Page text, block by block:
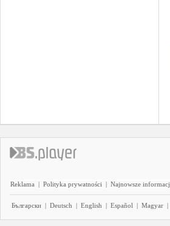
Reklama | Polityka prywatności | Najnowsze
Български | Deutsch | English | Español | Magyar |